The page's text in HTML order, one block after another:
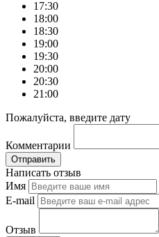
17:30
18:00
18:30
19:00
19:30
20:00
20:30
21:00
Пожалуйста, введите дату
Комментарии
Отправить
Написать отзыв
Имя
E-mail
Отзыв